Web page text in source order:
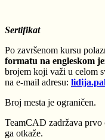
Sertifikat
Po završenom kursu
formatu na engleskom
brojem koji važi u celom
na e-mail adresu:
Broj mesta je ograničen.
TeamCAD zadržava prvo
ga otkaže.